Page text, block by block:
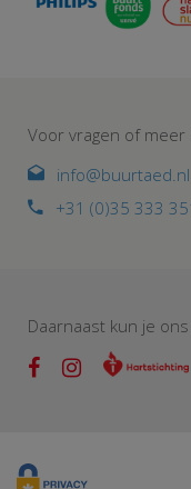
Voor vragen of
info@buurtaed.nl
+31 (0)35 333
Daarnaast kun je